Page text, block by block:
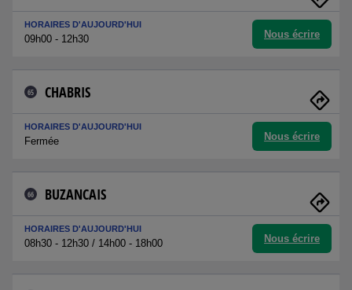
HORAIRES D'AUJOURD'HUI
09h00 - 12h30 Nous écrire
65 CHABRIS
HORAIRES D'AUJOURD'HUI
Fermée Nous écrire
66 BUZANCAIS
HORAIRES D'AUJOURD'HUI
08h30 - 12h30 / 14h00 - 18h00 Nous écrire